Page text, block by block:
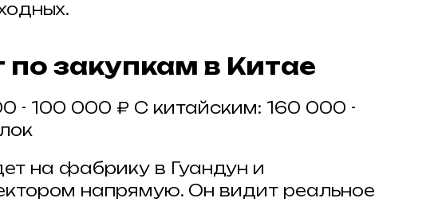
закупкам в Китае
- 100 000 ₽ С китайским: 160 000 -
на фабрику в Гуандун и
напрямую. Он видит реальное